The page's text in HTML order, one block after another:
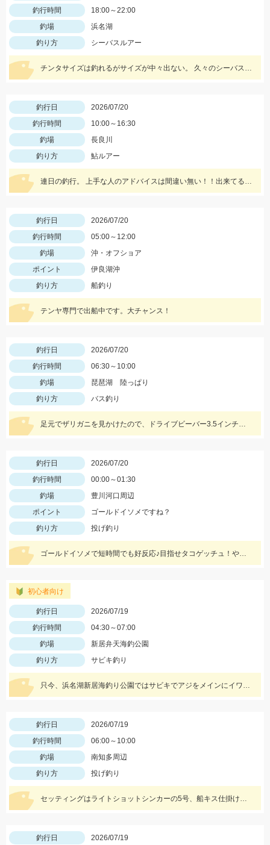
釣行時間
18:00～22:00
釣場
浜名湖
釣り方
シーバスルアー
チンタサイズは釣れるがサイズが中々出ない。 久々のシーバスが釣れたので満足して終了。 レクター71fでの釣果！
釣行日
2026/07/20
釣行時間
10:00～16:30
釣場
長良川
釣り方
鮎ルアー
連日の釣行。 上手な人のアドバイスは間違い無い！！出来てるかは疑問だが 流石♪感謝です。
釣行日
2026/07/20
釣行時間
05:00～12:00
釣場
沖・オフショア
ポイント
伊良湖沖
釣り方
船釣り
テンヤ専門で出船中です。大チャンス！
釣行日
2026/07/20
釣行時間
06:30～10:00
釣場
琵琶湖 陸っぱり
釣り方
バス釣り
足元でザリガニを見かけたので、ドライブビーバー3.5インチの7gテキサスでカバーを撃っていくと釣れました！ 濃いカバーだったので、シーガーフロロリミテッドハードBASS20lbを使用しました！ カバーをテキサスで釣っていく際は、太糸必須です！！
釣行日
2026/07/20
釣行時間
00:00～01:30
釣場
豊川河口周辺
ポイント
ゴールドイソメですね？
釣り方
投げ釣り
ゴールドイソメで短時間でも好反応♪目指せタコゲッチュ！やっぱタコ食べたい♡
初心者向け
釣行日
2026/07/19
釣行時間
04:30～07:00
釣場
新居弁天海釣公園
釣り方
サビキ釣り
只今、浜名湖新居海釣り公園ではサビキでアジをメインにイワシ、サッパ、良型のサバが絶好調！！ 釣って楽しく！食べておいしい！アジを狙いに行ってみましょう！！ お子様との夏休みの釣りにも最高です！！
釣行日
2026/07/19
釣行時間
06:00～10:00
釣場
南知多周辺
釣り方
投げ釣り
セッティングはライトショットシンカーの5号、船キス仕掛け全長1m程度、6号針の2本仕掛け！餌はイシゴカイです。30mも飛ばせば入れパクでした！
釣行日
2026/07/19